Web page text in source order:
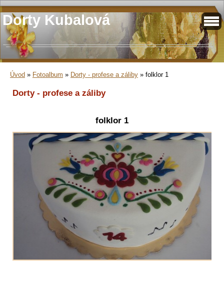
Dorty Kubalová
Úvod » Fotoalbum » Dorty - profese a záliby » folklor 1
Dorty - profese a záliby
folklor 1